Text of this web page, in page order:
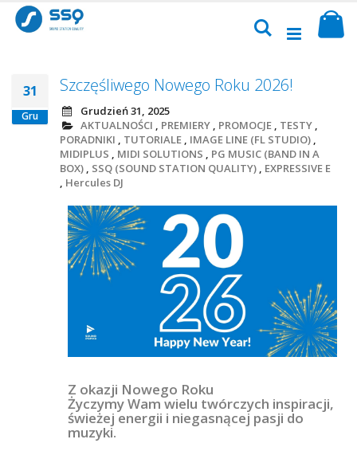
Przejdź
do
treści
Szukaj
31
Gru
Szczęśliwego Nowego Roku 2026!
Grudzień 31, 2025
AKTUALNOŚCI , PREMIERY , PROMOCJE , TESTY ,
PORADNIKI , TUTORIALE , IMAGE LINE (FL STUDIO) ,
MIDIPLUS , MIDI SOLUTIONS , PG MUSIC (BAND IN A
BOX) , SSQ (SOUND STATION QUALITY) , EXPRESSIVE E
, Hercules DJ
Z okazji Nowego Roku
Życzymy Wam wielu twórczych inspiracji,
świeżej energii i niegasnącej pasji do
muzyki.